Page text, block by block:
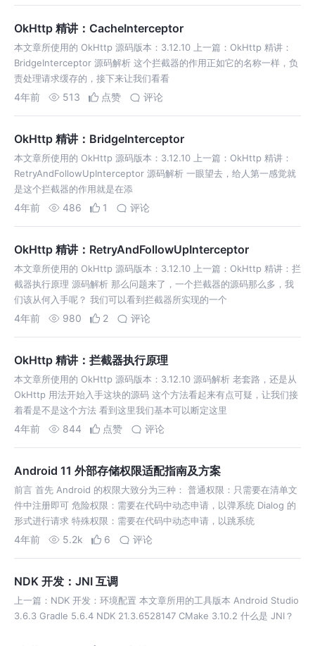
OkHttp 精讲：CacheInterceptor
本文章所使用的 OkHttp 源码版本：3.12.10 上一篇：OkHttp 精讲：
BridgeInterceptor 源码解析 这个拦截器的作用正如它的名称一样，负
责处理请求缓存的，接下来让我们看看
4年前 513 点赞 评论
OkHttp 精讲：BridgeInterceptor
本文章所使用的 OkHttp 源码版本：3.12.10 上一篇：OkHttp 精讲：
RetryAndFollowUpInterceptor 源码解析 一眼望去，给人第一感觉就
是这个拦截器的作用就是在添
4年前 486 1 评论
OkHttp 精讲：RetryAndFollowUpInterceptor
本文章所使用的 OkHttp 源码版本：3.12.10 上一篇：OkHttp 精讲：拦
截器执行原理 源码解析 那么问题来了，一个拦截器的源码那么多，我
们该从何入手呢？ 我们可以看到拦截器所实现的一个
4年前 980 2 评论
OkHttp 精讲：拦截器执行原理
本文章所使用的 OkHttp 源码版本：3.12.10 源码解析 老套路，还是从
OkHttp 用法开始入手这块的源码 这个方法看起来有点可疑，让我们接
着看是不是这个方法 看到这里我们基本可以断定这里
4年前 844 点赞 评论
Android 11 外部存储权限适配指南及方案
前言 首先 Android 的权限大致分为三种： 普通权限：只需要在清单文
件中注册即可 危险权限：需要在代码中动态申请，以弹系统 Dialog 的
形式进行请求 特殊权限：需要在代码中动态申请，以跳系统
4年前 5.2k 6 评论
NDK 开发：JNI 互调
上一篇：NDK 开发：环境配置 本文章所用的工具版本 Android Studio
3.6.3 Gradle 5.6.4 NDK 21.3.6528147 CMake 3.10.2 什么是 JNI？